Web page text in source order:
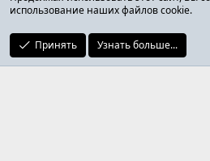
ОТЗЫВЫ ОНЛАЙН ФОРУМ
использование наших файлов cookie.
Принять Узнать больше...